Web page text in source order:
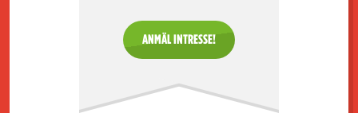
ANMÄL INTRESSE!